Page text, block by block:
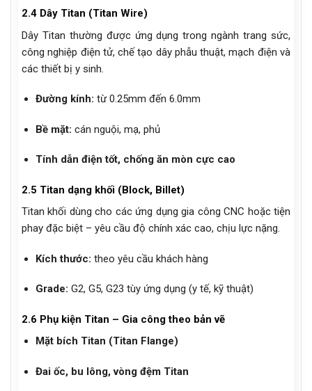
2.4 Dây Titan (Titan Wire)
Dây Titan thường được ứng dụng trong ngành trang sức,
công nghiệp điện tử, chế tạo dây phẫu thuật, mạch điện và
các thiết bị y sinh.
Đường kính: từ 0.25mm đến 6.0mm
Bề mặt: cán nguội, mạ, phủ
Tính dẫn điện tốt, chống ăn mòn cực cao
2.5 Titan dạng khối (Block, Billet)
Titan khối dùng cho các ứng dụng gia công CNC hoặc tiện
phay đặc biệt – yêu cầu độ chính xác cao, chịu lực nặng.
Kích thước: theo yêu cầu khách hàng
Grade: G2, G5, G23 tùy ứng dụng (y tế, kỹ thuật)
2.6 Phụ kiện Titan – Gia công theo bản vẽ
Mặt bích Titan (Titan Flange)
Đai ốc, bu lông, vòng đệm Titan